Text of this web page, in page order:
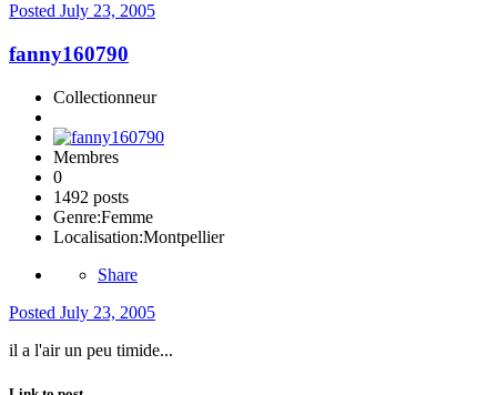
Posted July 23, 2005
fanny160790
Collectionneur
Membres
0
1492 posts
Genre:Femme
Localisation:Montpellier
Share
Posted July 23, 2005
il a l'air un peu timide...